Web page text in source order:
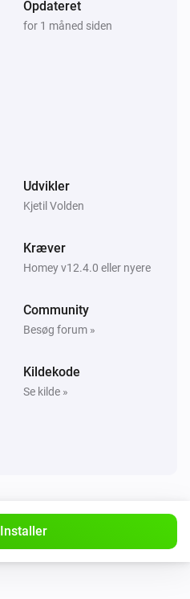
Opdateret
for 1 måned siden
Udvikler
Kjetil Volden
Kræver
Homey v12.4.0 eller nyere
Community
Besøg forum »
Kildekode
Se kilde »
Installer